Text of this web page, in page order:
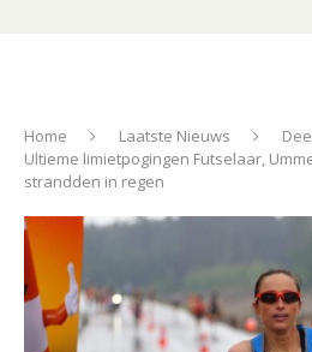
Home Laatste Nieuws
Ultieme limietpogingen Futselaar,
strandden in regen